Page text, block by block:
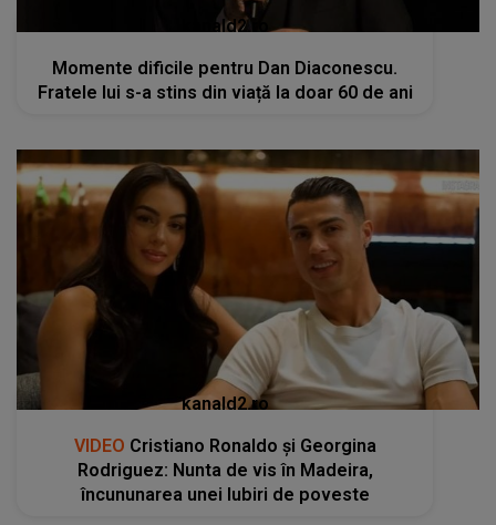
kanald2.ro
Momente dificile pentru Dan Diaconescu.
Fratele lui s-a stins din viață la doar 60 de ani
kanald2.ro
VIDEO Cristiano Ronaldo și Georgina
Rodriguez: Nunta de vis în Madeira,
încununarea unei Iubiri de poveste